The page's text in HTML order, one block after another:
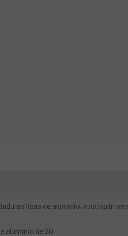
lisas de aluminio, routing
aluminio de 20